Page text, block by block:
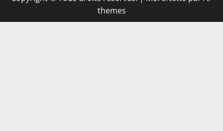
themes